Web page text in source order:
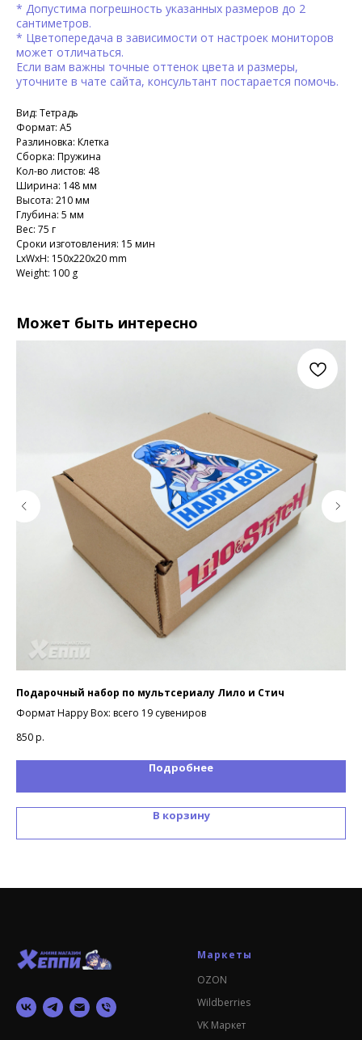
* Допустима погрешность указанных размеров до 2
сантиметров.
* Цветопередача в зависимости от настроек мониторов
может отличаться.
Если вам важны точные оттенок цвета и размеры,
уточните в чате сайта, консультант постарается помочь.
Вид: Тетрадь
Формат: А5
Разлиновка: Клетка
Сборка: Пружина
Кол-во листов: 48
Ширина: 148 мм
Высота: 210 мм
Глубина: 5 мм
Вес: 75 г
Сроки изготовления: 15 мин
LxWxH: 150x220x20 mm
Weight: 100 g
Может быть интересно
Подарочный набор по мультсериалу Лило и Стич
Формат Happy Box: всего 19 сувениров
850р.
Подробнее
В корзину
Маркеты
OZON
Wildberries
VK Маркет